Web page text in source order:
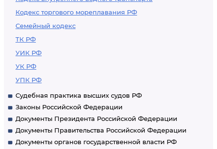
Кодекс торгового мореплавания РФ
Семейный кодекс
ТК РФ
УИК РФ
УК РФ
УПК РФ
Судебная практика высших судов РФ
Законы Российской Федерации
Документы Президента Российской Федерации
Документы Правительства Российской Федерации
Документы органов государственной власти РФ